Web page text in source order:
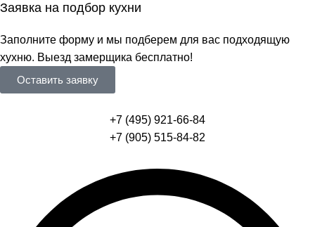
Заявка на подбор кухни
Заполните форму и мы подберем для вас подходящую
хухню. Выезд замерщика бесплатно!
Оставить заявку
+7 (495) 921-66-84
+7 (905) 515-84-82